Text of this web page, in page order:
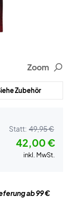
Zoom
Zubehör
Statt: 49,95 €
42,00 €
inkl. MwSt.
ab 99 €